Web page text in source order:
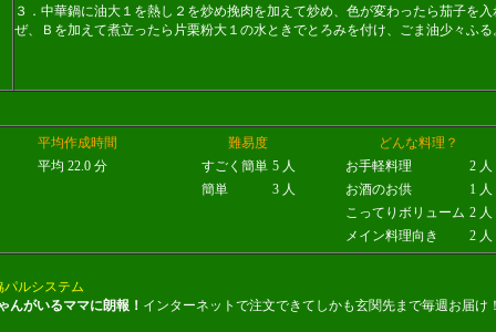
３．中華鍋に油大１を熱し２を炒め挽肉を加えて炒め、色が変わったら茄子を入
ぜ、Ｂを加えて煮立ったら片栗粉大１の水ときでとろみを付け、ごま油少々ふる
平均作成時間
平均 22.0 分
難易度
すごく簡単 5 人
簡単
3 人
どんな料理？
お手軽料理
2 人
お酒のお供
1 人
こってりボリューム 2 人
メイン料理向き
2 人
パルシステム
んがいるママに朗報！ インターネットで注文できてしかも玄関先まで毎週お届け！